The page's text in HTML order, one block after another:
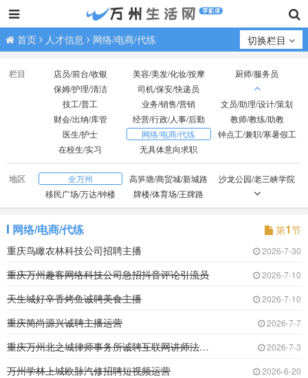
首页 人才信息 网络/电商/代练 切换栏目
栏目 店员/前台/收银 美容/美发/化妆/按摩
厨师/服务员
保姆/护理/清洁
司机/保安/快递员
技工/普工
业务/销售/营销
文员/助理/设计/策划
财会/出纳/库管
经营/行政/人事/后勤
教师/教练/助教
医生/护士
网络/电商/代练
钟点工/兼职/寒暑假工
在校生/实习
无具体意向求职
地区 全万州 高笋塘/商贸城/新城路
沙龙公园/老三峡学院
移民广场/万达/钟楼
牌楼/体育场/王牌路
观音岩/光彩大市场
红光/小天鹅/国本路
外贸/双河口
火车站/龙都广场
百安坝/联合坝
江南新区
火车北站/塘坊/天子湖
五桥
网络/电商/代练 第1节
重庆鸟瞰农林科技公司招聘主播
2026-7-30
重庆万州趣客网络科技公司急招抖音评论引流员 2026-7-10
天生城好辛香烤鱼诚聘美食主播 2026-7-10
重庆简尚源兴诚聘主播运营 2026-7-7
重庆万州北之城律师事务所诚聘互联网讲师法律讲 2026-7-3
万州学林上城欧脉汽修招聘短视频运营 2026-6-20